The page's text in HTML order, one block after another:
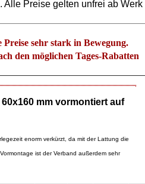
Alle Preise gelten unfrei ab Werk
sehr stark in Bewegung.
den möglichen Tages-Rabatten
mm vormontiert auf
enorm verkürzt, da mit der Lattung die
ist der Verband außerdem sehr